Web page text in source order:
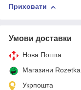
Приховати
Умови доставки
Нова Пошта
Магазини Rozetka
Укрпошта